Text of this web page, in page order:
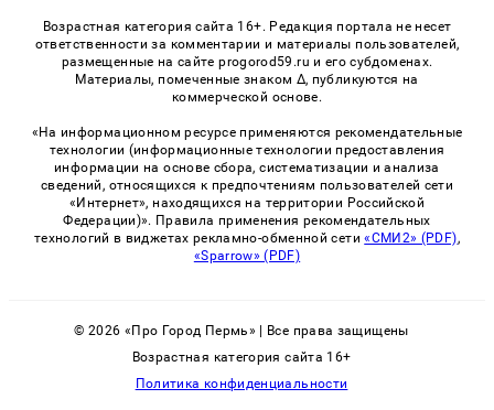
Возрастная категория сайта 16+. Редакция портала не несет
ответственности за комментарии и материалы пользователей,
размещенные на сайте progorod59.ru и его субдоменах.
Материалы, помеченные знаком Δ, публикуются на
коммерческой основе.
«На информационном ресурсе применяются рекомендательные
технологии (информационные технологии предоставления
информации на основе сбора, систематизации и анализа
сведений, относящихся к предпочтениям пользователей сети
«Интернет», находящихся на территории Российской
Федерации)». Правила применения рекомендательных
технологий в виджетах рекламно-обменной сети«СМИ2» (PDF),
«Sparrow» (PDF)
© 2026 «Про Город Пермь» | Все права защищены
Возрастная категория сайта 16+
Политика конфиденциальности